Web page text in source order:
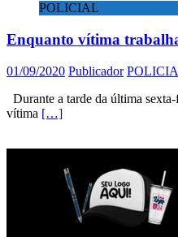
POLICIAL
Enquanto vítima
01/09/2020 Publicador
Durante a tarde da última
vítima […]